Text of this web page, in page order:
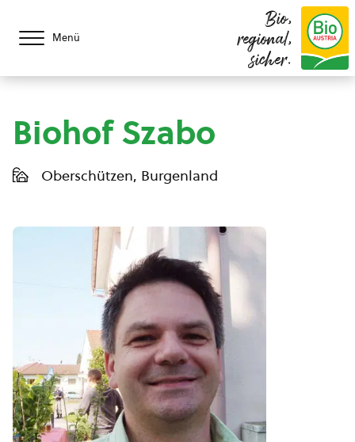
Menü
Bio,
regional,
sicher.
Biohof Szabo
Oberschützen, Burgenland